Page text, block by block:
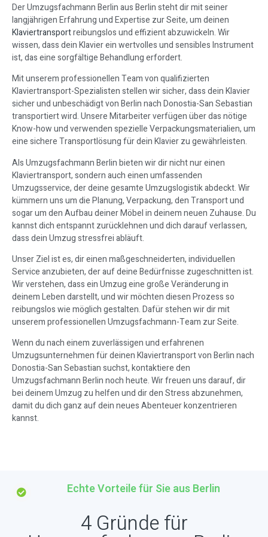
Der Umzugsfachmann Berlin aus Berlin steht dir mit seiner
langjährigen Erfahrung und Expertise zur Seite, um deinen
Klaviertransportreibungslos und effizient abzuwickeln. Wir
wissen, dass dein Klavier ein wertvolles und sensibles Instrument
ist, das eine sorgfältige Behandlung erfordert.
Mit unserem professionellen Team von qualifizierten
Klaviertransport-Spezialisten stellen wir sicher, dass dein Klavier
sicher und unbeschädigt von Berlin nach Donostia-San Sebastian
transportiert wird. Unsere Mitarbeiter verfügen über das nötige
Know-how und verwenden spezielle Verpackungsmaterialien, um
eine sichere Transportlösung für dein Klavier zu gewährleisten.
Als Umzugsfachmann Berlin bieten wir dir nicht nur einen
Klaviertransport, sondern auch einen umfassenden
Umzugsservice, der deine gesamte Umzugslogistik abdeckt. Wir
kümmern uns um die Planung, Verpackung, den Transport und
sogar um den Aufbau deiner Möbel in deinem neuen Zuhause. Du
kannst dich entspannt zurücklehnen und dich darauf verlassen,
dass dein Umzug stressfrei abläuft.
Unser Ziel ist es, dir einen maßgeschneiderten, individuellen
Service anzubieten, der auf deine Bedürfnisse zugeschnitten ist.
Wir verstehen, dass ein Umzug eine große Veränderung in
deinem Leben darstellt, und wir möchten diesen Prozess so
reibungslos wie möglich gestalten. Dafür stehen wir dir mit
unserem professionellen Umzugsfachmann-Team zur Seite.
Wenn du nach einem zuverlässigen und erfahrenen
Umzugsunternehmen für deinen Klaviertransport von Berlin nach
Donostia-San Sebastian suchst, kontaktiere den
Umzugsfachmann Berlin noch heute. Wir freuen uns darauf, dir
bei deinem Umzug zu helfen und dir den Stress abzunehmen,
damit du dich ganz auf dein neues Abenteuer konzentrieren
kannst.
Echte Vorteile für Sie aus Berlin
4 Gründe für